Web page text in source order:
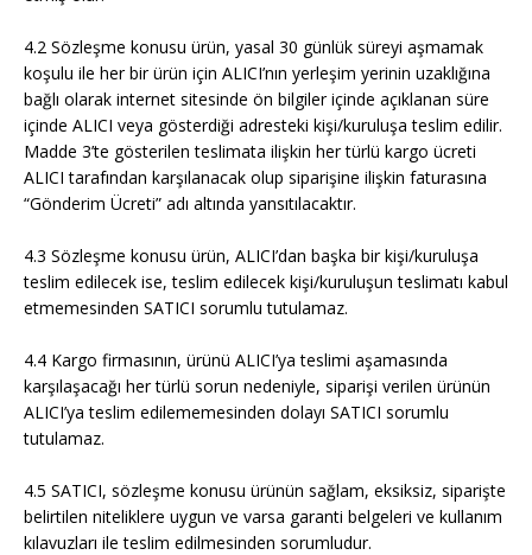
4.2 Sözleşme konusu ürün, yasal 30 günlük süreyi aşmamak
koşulu ile her bir ürün için ALICI’nın yerleşim yerinin uzaklığına
bağlı olarak internet sitesinde ön bilgiler içinde açıklanan süre
içinde ALICI veya gösterdiği adresteki kişi/kuruluşa teslim edilir.
Madde 3’te gösterilen teslimata ilişkin her türlü kargo ücreti
ALICI tarafından karşılanacak olup siparişine ilişkin faturasına
“Gönderim Ücreti” adı altında yansıtılacaktır.
4.3 Sözleşme konusu ürün, ALICI’dan başka bir kişi/kuruluşa
teslim edilecek ise, teslim edilecek kişi/kuruluşun teslimatı kabul
etmemesinden SATICI sorumlu tutulamaz.
4.4 Kargo firmasının, ürünü ALICI’ya teslimi aşamasında
karşılaşacağı her türlü sorun nedeniyle, siparişi verilen ürünün
ALICI’ya teslim edilememesinden dolayı SATICI sorumlu
tutulamaz.
4.5 SATICI, sözleşme konusu ürünün sağlam, eksiksiz, siparişte
belirtilen niteliklere uygun ve varsa garanti belgeleri ve kullanım
kılavuzları ile teslim edilmesinden sorumludur.